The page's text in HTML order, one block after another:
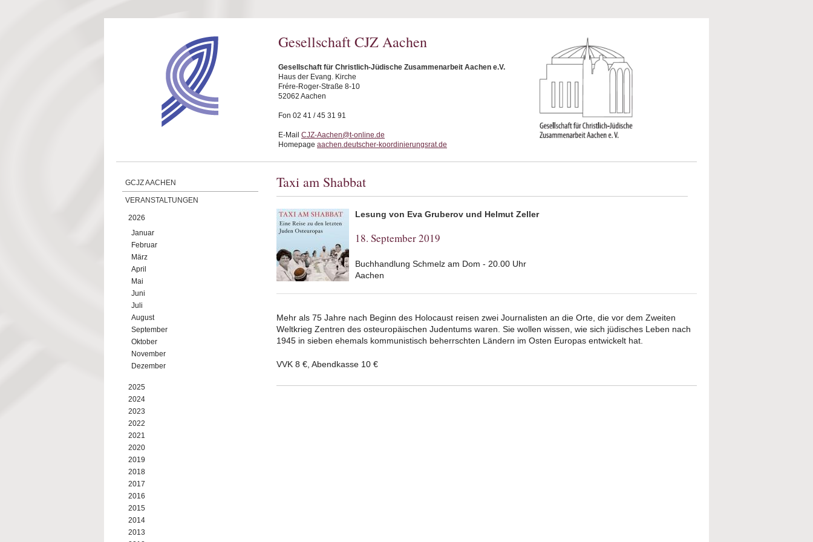
Gesellschaft CJZ Aachen
Gesellschaft für Christlich-Jüdische Zusammenarbeit Aachen e.V.
Haus der Evang. Kirche
Frére-Roger-Straße 8-10
52062 Aachen
Fon 02 41 / 45 31 91
E-Mail CJZ-Aachen@t-online.de
Homepage aachen.deutscher-koordinierungsrat.de
GCJZ AACHEN
VERANSTALTUNGEN
2026
Januar
Februar
März
April
Mai
Juni
Juli
August
September
Oktober
November
Dezember
2025
2024
2023
2022
2021
2020
2019
2018
2017
2016
2015
2014
2013
Taxi am Shabbat
Lesung von Eva Gruberov und Helmut Zeller
18. September 2019
Buchhandlung Schmelz am Dom - 20.00 Uhr
Aachen
Mehr als 75 Jahre nach Beginn des Holocaust reisen zwei Journalisten an die Orte, die vor dem Zweiten
Weltkrieg Zentren des osteuropäischen Judentums waren. Sie wollen wissen, wie sich jüdisches Leben nach
1945 in sieben ehemals kommunistisch beherrschten Ländern im Osten Europas entwickelt hat.
VVK 8 €, Abendkasse 10 €